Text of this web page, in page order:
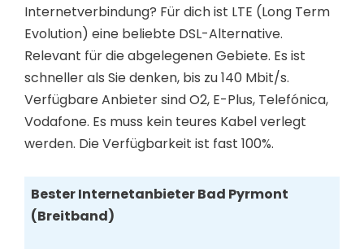
Internetverbindung? Für dich ist LTE (Long Term
Evolution) eine beliebte DSL-Alternative.
Relevant für die abgelegenen Gebiete. Es ist
schneller als Sie denken, bis zu 140 Mbit/s.
Verfügbare Anbieter sind O2, E-Plus, Telefónica,
Vodafone. Es muss kein teures Kabel verlegt
werden. Die Verfügbarkeit ist fast 100%.
Bester Internetanbieter Bad Pyrmont
(Breitband)